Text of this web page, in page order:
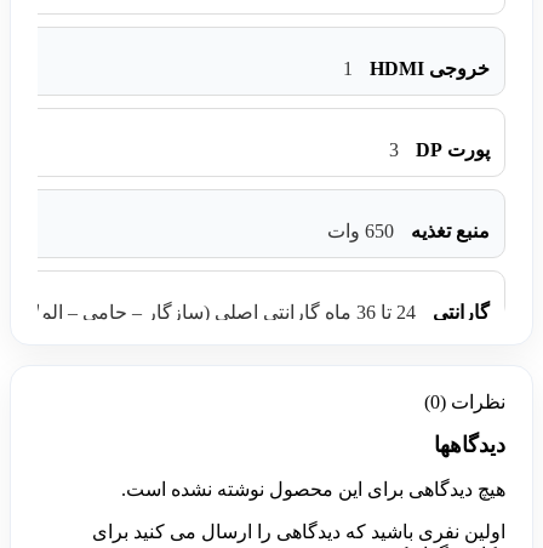
خروجی HDMI 1
پورت DP 3
منبع تغذیه 650 وات
گارانتی 24 تا 36 ماه گارانتی اصلی (سازگار – حامی – الماس – تابا )
نظرات (0)
دیدگاهها
هیچ دیدگاهی برای این محصول نوشته نشده است.
اولین نفری باشید که دیدگاهی را ارسال می کنید برای